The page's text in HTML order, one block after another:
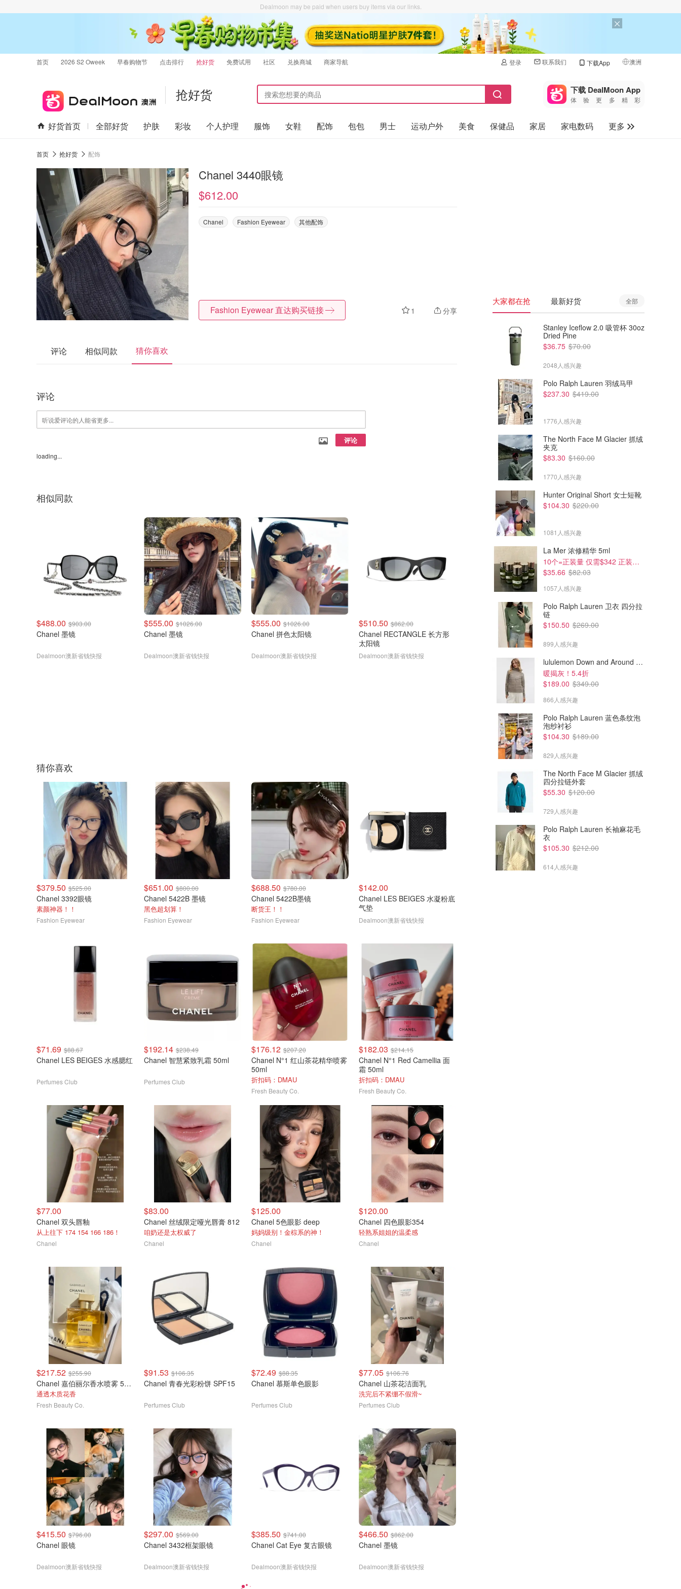
Dealmoon may be paid when users buy items via our links.
首页 2026 S2 Oweek 早春购物节 点击排行 抢好货 免费试用 社区 兑换商城 商家导航 登录 联系我们 下载App 澳洲
🇺🇸
🇨🇳 中国
🇨🇦加拿大
抢好货 下载 DealMoon App
体验更多精彩
好货首页 全部好货 护肤 彩妆 个人护理 服饰 女鞋 配饰 包包 男士 运动户外 美食 保健品 家居 家电数码
更多
首页 抢好货 配饰
Chanel 3440眼镜
$612.00
Chanel Fashion Eyewear 其他配饰
1 分享
Fashion Eyewear 直达购买链接
评论 相似同款 猜你喜欢
评论
评论
loading...
相似同款
$488.00 $903.00
Chanel 墨镜
Dealmoon澳新省钱快报
$555.00 $1026.00
Chanel 墨镜
Dealmoon澳新省钱快报
$555.00 $1026.00
Chanel 拼色太阳镜
Dealmoon澳新省钱快报
$510.50 $862.00
Chanel RECTANGLE 长方形
太阳镜
Dealmoon澳新省钱快报
$1067.00
Chanel SQUARE 方形太阳镜
$355.50
素颜镜的神！！
猜你喜欢
$379.50 $525.00
Chanel 3392眼镜
素颜神器！！
Fashion Eyewear
$651.00 $800.00
Chanel 5422B 墨镜
黑色超划算！
Fashion Eyewear
$688.50 $780.00
Chanel 5422B墨镜
断货王！！
Fashion Eyewear
$142.00
Chanel LES BEIGES 水凝粉底
气垫
Dealmoon澳新省钱快报
$71.69 $88.67
Chanel LES BEIGES 水感腮红
Perfumes Club
$192.14 $238.49
Chanel 智慧紧致乳霜 50ml
Perfumes Club
$176.12 $207.20
Chanel N°1 红山茶花精华喷雾
50ml
折扣码：DMAU
Fresh Beauty Co.
$182.03 $214.15
Chanel N°1 Red Camellia 面
霜 50ml
折扣码：DMAU
Fresh Beauty Co.
$77.00
Chanel 双头唇釉
从上往下 174 154 166 186！
Chanel
$83.00
Chanel 丝绒限定哑光唇膏 812
咱奶还是太权威了
Chanel
$125.00
Chanel 5色眼影 deep
妈妈级别！金棕系的神！
Chanel
$120.00
Chanel 四色眼影354
轻熟系姐姐的温柔感
Chanel
$217.52 $255.90
Chanel 嘉伯丽尔香水喷雾 50ml
通透木质花香
Fresh Beauty Co.
$91.53 $106.35
Chanel 青春光彩粉饼 SPF15
Perfumes Club
$72.49 $88.35
Chanel 慕斯单色眼影
Perfumes Club
$77.05 $106.76
Chanel 山茶花洁面乳
洗完后不紧绷不假滑~
Perfumes Club
$415.50 $796.00
Chanel 眼镜
Dealmoon澳新省钱快报
$297.00 $569.00
Chanel 3432框架眼镜
Dealmoon澳新省钱快报
$385.50 $741.00
Chanel Cat Eye 复古眼镜
Dealmoon澳新省钱快报
$466.50 $862.00
Chanel 墨镜
Dealmoon澳新省钱快报
大家都在抢 最新好货 全部
Stanley Iceflow 2.0 吸管杯 30oz
Dried Pine
$36.75 $70.00
2048人感兴趣
Polo Ralph Lauren 羽绒马甲
$237.30 $419.00
1776人感兴趣
The North Face M Glacier 抓绒
夹克
$83.30 $160.00
1770人感兴趣
Hunter Original Short 女士短靴
$104.30 $220.00
1081人感兴趣
La Mer 浓修精华 5ml
10个=正装量 仅需$342 正装半价！
$35.66 $82.03
1057人感兴趣
Polo Ralph Lauren 卫衣 四分拉
链
$150.50 $269.00
899人感兴趣
lululemon Down and Around 羽绒夹克
暖揭灰！5.4折
$189.00 $349.00
866人感兴趣
Polo Ralph Lauren 蓝色条纹泡
泡纱衬衫
$104.30 $189.00
829人感兴趣
The North Face M Glacier 抓绒
四分拉链外套
$55.30 $120.00
729人感兴趣
Polo Ralph Lauren 长袖麻花毛
衣
$105.30 $212.00
614人感兴趣